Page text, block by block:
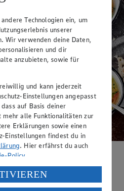
Technologien ein, um
unserer
Wir verwenden deine Daten,
und dir
anzubieten, sowie für
und kann jederzeit
Einstellungen angepasst
auf Basis deiner
mehr alle Funktionalitäten zur
Erklärungen sowie einen
Einstellungen findest du in
. Hier erfährst du auch
Policy.
Daten in den
YouTube: